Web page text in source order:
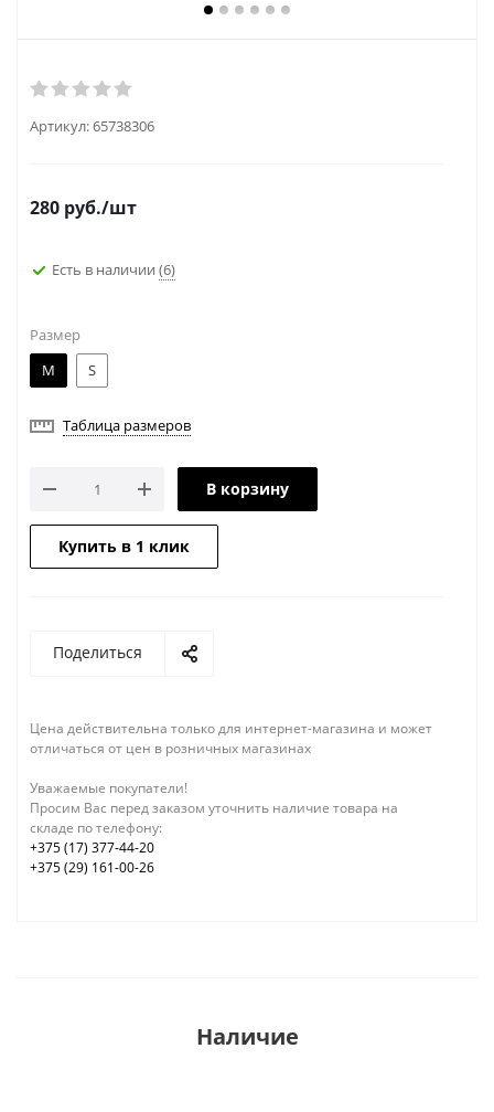
Артикул:65738306
280 руб./шт
Есть в наличии (6)
Размер
M
S
Таблица размеров
В корзину
Купить в 1 клик
Поделиться
Цена действительна только для интернет-магазина и может
отличаться от цен в розничных магазинах
Уважаемые покупатели!
Просим Вас перед заказом уточнить наличие товара на
складе по телефону:
+375 (17) 377-44-20
+375 (29) 161-00-26
Наличие